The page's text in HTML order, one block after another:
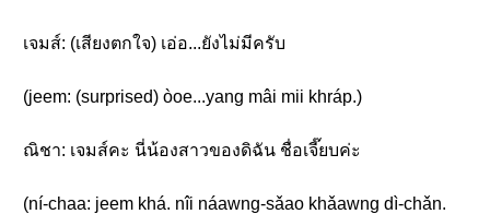
เจมส์: (เสียงตกใจ) เอ่อ...ยังไม่มีครับ
(jeem: (surprised) òoe...yang mâi mii khráp.)
ณิชา: เจมส์คะ นี่น้องสาวของดิฉัน ชื่อเจี๊ยบค่ะ
(ní-chaa: jeem khá. nîi náawng-sǎao khǎawng dì-chǎn.